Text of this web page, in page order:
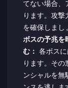
てない場合、
ります。攻
を確保しまし
ボスの予兆を
む： 各ボス
ります。そ
ンシャルを無